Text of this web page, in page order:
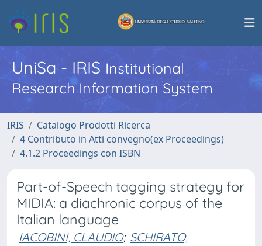
UniSa - IRISInstitutional
Research Information System
IRIS
Catalogo Prodotti Ricerca
4 Contributo in Atti convegno(ex Proceedings)
4.1.2 Proceedings con ISBN
Part-of-Speech tagging strategy for
MIDIA: a diachronic corpus of the
Italian language
IACOBINI, CLAUDIO; SCHIRATO,